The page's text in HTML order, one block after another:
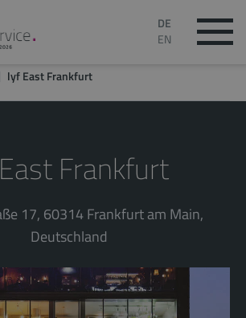
DE
EN
lyf East Frankfurt
Frankfurt
17, 60314 Frankfurt am Main,
Deutschland